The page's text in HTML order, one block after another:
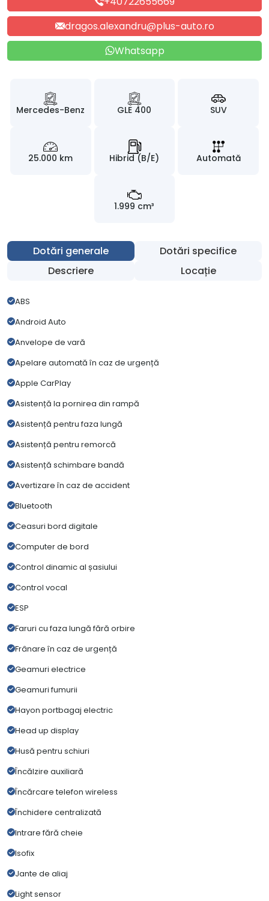
dragos.alexandru@plus-auto.ro
Whatsapp
Mercedes-Benz GLE 400 SUV
25.000 km Hibrid (B/E) Automată
1.999 cm³
Dotări generale
Dotări specifice
Descriere
Locație
ABS
Android Auto
Anvelope de vară
Apelare automată în caz de urgență
Apple CarPlay
Asistență la pornirea din rampă
Asistență pentru faza lungă
Asistență pentru remorcă
Asistență schimbare bandă
Avertizare în caz de accident
Bluetooth
Ceasuri bord digitale
Computer de bord
Control dinamic al șasiului
Control vocal
ESP
Faruri cu faza lungă fără orbire
Frânare în caz de urgență
Geamuri electrice
Geamuri fumurii
Hayon portbagaj electric
Head up display
Husă pentru schiuri
Încălzire auxiliară
Încărcare telefon wireless
Închidere centralizată
Intrare fără cheie
Isofix
Jante de aliaj
Light sensor